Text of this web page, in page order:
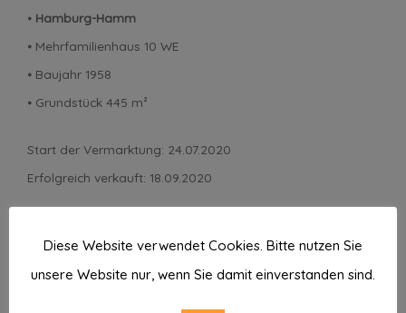
⦁ Hamburg-Hamm
⦁ Mehrfamilienhaus 10 WE
⦁ Baujahr 1958
⦁ Grundstück 445 m²
Start der Vermarktung: 24.07.2020
Erfolgreich verkauft: 18.09.2020
Diese Website verwendet Cookies. Bitte nutzen Sie
unsere Website nur, wenn Sie damit einverstanden sind.